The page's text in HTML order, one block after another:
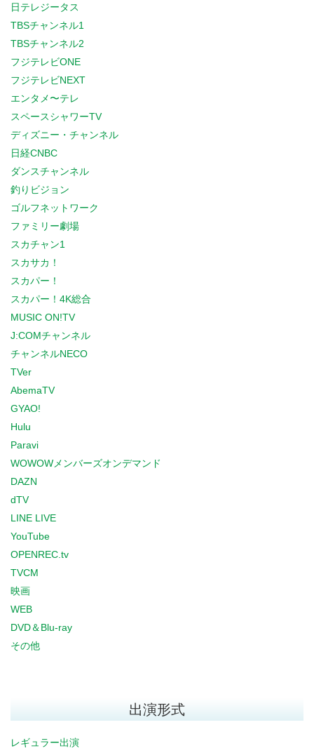
日テレジータス
TBSチャンネル1
TBSチャンネル2
フジテレビONE
フジテレビNEXT
エンタメ〜テレ
スペースシャワーTV
ディズニー・チャンネル
日経CNBC
ダンスチャンネル
釣りビジョン
ゴルフネットワーク
ファミリー劇場
スカチャン1
スカサカ！
スカパー！
スカパー！4K総合
MUSIC ON!TV
J:COMチャンネル
チャンネルNECO
TVer
AbemaTV
GYAO!
Hulu
Paravi
WOWOWメンバーズオンデマンド
DAZN
dTV
LINE LIVE
YouTube
OPENREC.tv
TVCM
映画
WEB
DVD＆Blu-ray
その他
出演形式
レギュラー出演